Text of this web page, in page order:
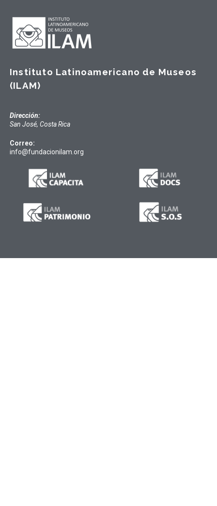
Instituto Latinoamericano de Museos
(ILAM)
Dirección:
San José, Costa Rica
Correo:
info@fundacionilam.org